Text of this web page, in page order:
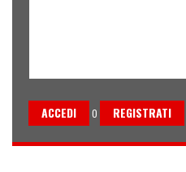
ACCEDI o REGISTRATI